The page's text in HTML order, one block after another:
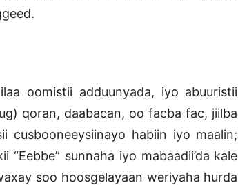
oomistii adduunyada, iyo abuuristii
qoran, daabacan, oo facba fac, jiilba
habiin iyo maalin;
sunnaha iyo mabaadii’da kale
soo hoosgelayaan weriyaha hurda